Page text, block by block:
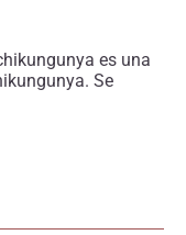
es una
Se